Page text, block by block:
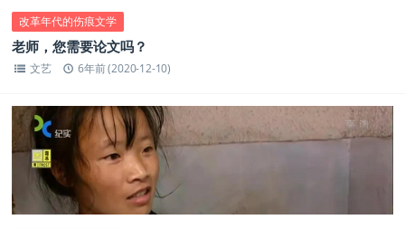
改革年代的伤痕文学
老师，您需要论文吗？
文艺 6年前 (2020-12-10)